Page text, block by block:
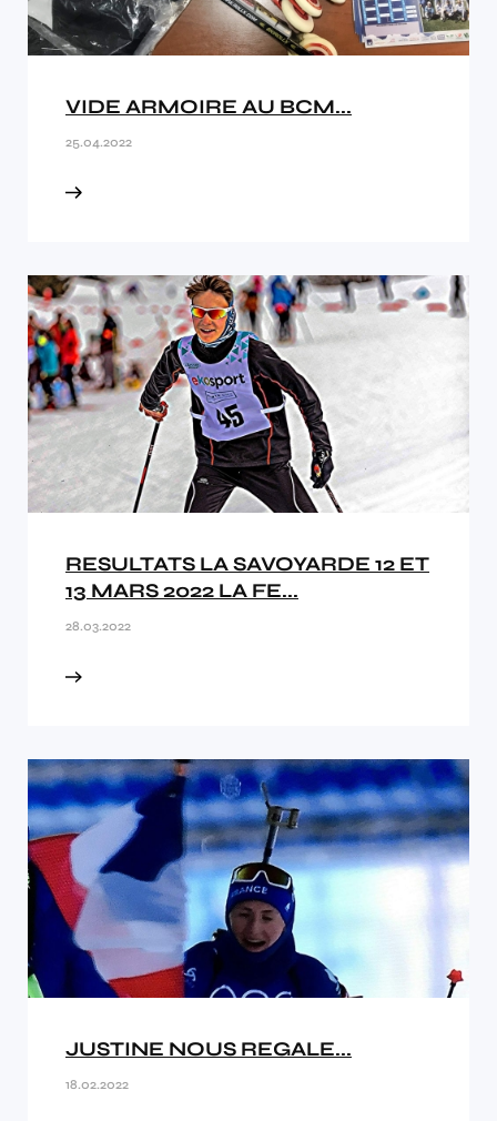
VIDE ARMOIRE AU BCM...
25.04.2022
RESULTATS LA SAVOYARDE 12 ET
13 MARS 2022 LA FE...
28.03.2022
JUSTINE NOUS REGALE...
18.02.2022